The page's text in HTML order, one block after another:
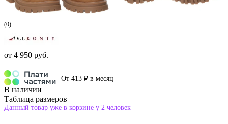
(0)
от 4 950 руб.
От 413 ₽ в месяц
В наличии
Таблица размеров
Данный товар уже в корзине у 2 человек